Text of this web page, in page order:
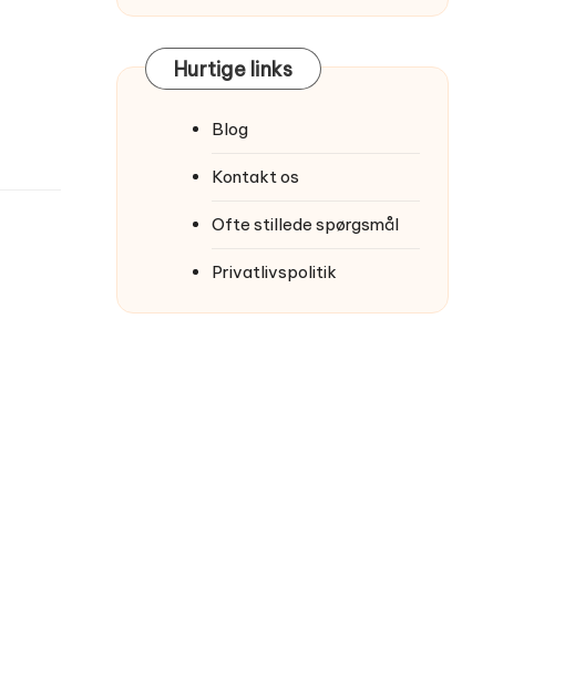
Hurtige links
Blog
Kontakt os
Ofte stillede spørgsmål
Privatlivspolitik